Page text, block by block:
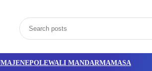
MAJENEPOLEWALI MANDARMAMASA